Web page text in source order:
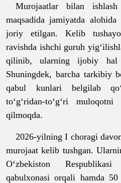
Murojaatlar bilan
maqsadida jamiyatda
joriy etilgan. Kelib
ravishda ishchi guruh
qilinib, ularning ijobiy hal
Shuningdek, barcha tarkibiy
qabul kunlari belgilab
to‘g‘ridan-to‘g‘ri
qilmoqda.
2026-yilning I choragi
murojaat kelib tushgan.
O‘zbekiston
qabulxonasi orqali hamda